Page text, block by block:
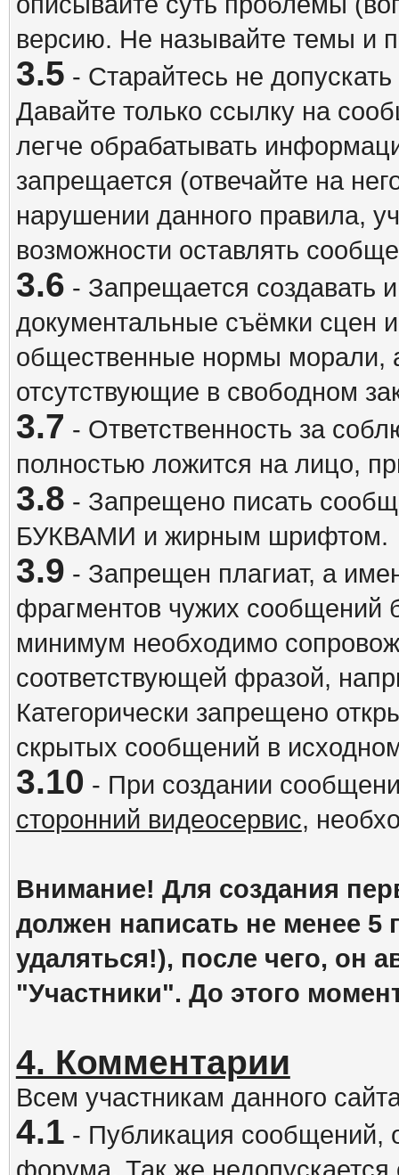
версию. Не называйте темы
3.5 - Старайтесь не
Давайте только ссылку на
легче обрабатывать
запрещается (отвечайте на
нарушении данного правила,
возможности оставлять
3.6 - Запрещается создавать
документальные съёмки сцен
общественные нормы морали,
отсутствующие в свободном
3.7 - Ответственность за
полностью ложится на лицо,
3.8 - Запрещено писать
БУКВАМИ и жирным шрифтом.
3.9 - Запрещен плагиат, а
фрагментов чужих сообщений
минимум необходимо
соответствующей фразой,
Категорически запрещено
скрытых сообщений в
3.10 - При создании
сторонний видеосервис,
Внимание! Для создания
должен написать не менее
удаляться!), после чего, он
"Участники". До этого
4. Комментарии
Всем участникам данного
4.1 - Публикация сообщений,